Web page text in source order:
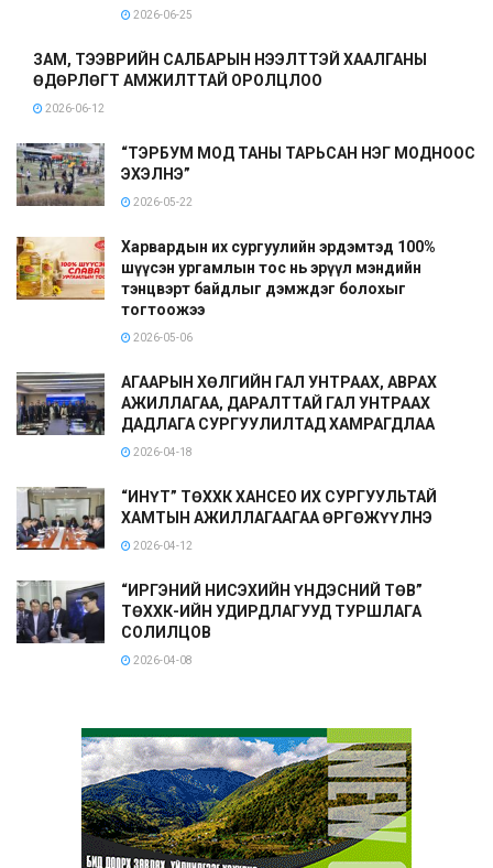
2026-06-25
ЗАМ, ТЭЭВРИЙН САЛБАРЫН НЭЭЛТТЭЙ ХААЛГАНЫ
ӨДӨРЛӨГТ АМЖИЛТТАЙ ОРОЛЦЛОО
2026-06-12
“ТЭРБУМ МОД ТАНЫ ТАРЬСАН НЭГ МОДНООС
ЭХЭЛНЭ”
2026-05-22
Харвардын их сургуулийн эрдэмтэд 100%
шүүсэн ургамлын тос нь эрүүл мэндийн
тэнцвэрт байдлыг дэмждэг болохыг
тогтоожээ
2026-05-06
АГААРЫН ХӨЛГИЙН ГАЛ УНТРААХ, АВРАХ
АЖИЛЛАГАА, ДАРАЛТТАЙ ГАЛ УНТРААХ
ДАДЛАГА СУРГУУЛИЛТАД ХАМРАГДЛАА
2026-04-18
“ИНҮТ” ТӨХХК ХАНСЕО ИХ СУРГУУЛЬТАЙ
ХАМТЫН АЖИЛЛАГААГАА ӨРГӨЖҮҮЛНЭ
2026-04-12
“ИРГЭНИЙ НИСЭХИЙН ҮНДЭСНИЙ ТӨВ”
ТӨХХК-ИЙН УДИРДЛАГУУД ТУРШЛАГА
СОЛИЛЦОВ
2026-04-08